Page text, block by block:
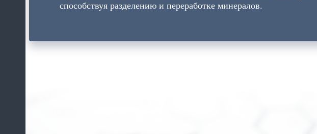
способствуя разделению и переработке минералов.